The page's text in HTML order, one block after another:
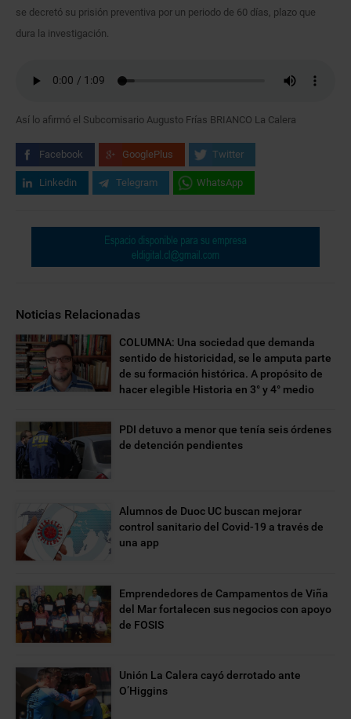
se decretó su prisión preventiva por un periodo de 60 días, plazo que
dura la investigación.
Así lo afirmó el Subcomisario Augusto Frías BRIANCO La Calera
Facebook GooglePlus Twitter
Linkedin Telegram WhatsApp
Noticias Relacionadas
COLUMNA: Una sociedad que demanda
sentido de historicidad, se le amputa parte
de su formación histórica. A propósito de
hacer elegible Historia en 3° y 4° medio
PDI detuvo a menor que tenía seis órdenes
de detención pendientes
Alumnos de Duoc UC buscan mejorar
control sanitario del Covid-19 a través de
una app
Emprendedores de Campamentos de Viña
del Mar fortalecen sus negocios con apoyo
de FOSIS
Unión La Calera cayó derrotado ante
O’Higgins